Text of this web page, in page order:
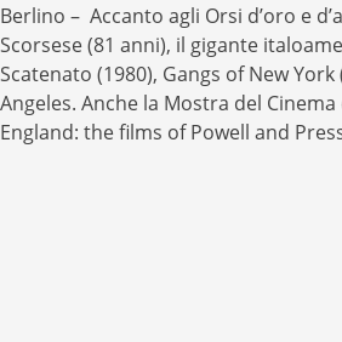
Berlino – Accanto agli Orsi d’oro e
Scorsese (81 anni), il gigante
Scatenato (1980), Gangs of New
Angeles. Anche la Mostra del
England: the films of Powell and